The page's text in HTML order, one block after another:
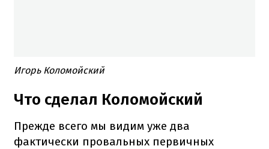
Игорь Коломойский
Что сделал Коломойский
Прежде всего мы видим уже два
фактически провальных первичных